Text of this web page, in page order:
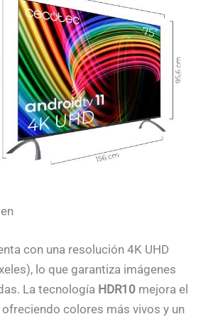
con una resolución 4K UHD
lo que garantiza imágenes
La tecnología HDR10 mejora el
colores más vivos y un